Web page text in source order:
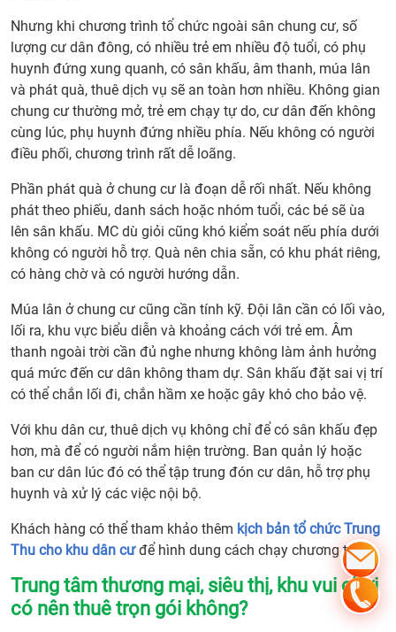
mại,
siêu
thị,
khu
có
thuê
trọn
khi
chức
11.
Cách
chọn
Nhưng khi chương trình tổ chức ngoài sân chung cư, số
lượng cư dân đông, có nhiều trẻ em nhiều độ tuổi, có phụ
huynh đứng xung quanh, có sân khấu, âm thanh, múa lân
và phát quà, thuê dịch vụ sẽ an toàn hơn nhiều. Không gian
chung cư thường mở, trẻ em chạy tự do, cư dân đến không
cùng lúc, phụ huynh đứng nhiều phía. Nếu không có người
điều phối, chương trình rất dễ loãng.
Phần phát quà ở chung cư là đoạn dễ rối nhất. Nếu không
phát theo phiếu, danh sách hoặc nhóm tuổi, các bé sẽ ùa
lên sân khấu. MC dù giỏi cũng khó kiểm soát nếu phía dưới
không có người hỗ trợ. Quà nên chia sẵn, có khu phát riêng,
có hàng chờ và có người hướng dẫn.
Múa lân ở chung cư cũng cần tính kỹ. Đội lân cần có lối vào,
lối ra, khu vực biểu diễn và khoảng cách với trẻ em. Âm
thanh ngoài trời cần đủ nghe nhưng không làm ảnh hưởng
quá mức đến cư dân không tham dự. Sân khấu đặt sai vị trí
có thể chắn lối đi, chắn hầm xe hoặc gây khó cho bảo vệ.
Với khu dân cư, thuê dịch vụ không chỉ để có sân khấu đẹp
hơn, mà để có người nắm hiện trường. Ban quản lý hoặc
ban cư dân lúc đó có thể tập trung đón cư dân, hỗ trợ phụ
huynh và xử lý các việc nội bộ.
Khách hàng có thể tham khảo thêm kịch bản tổ chức Trung
Thu cho khu dân cưđể hình dung cách chạy chương trình.
Trung tâm thương mại, siêu thị, khu vui chơi
có nên thuê trọn gói không?